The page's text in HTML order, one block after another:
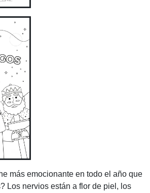
más emocionante en todo el año que
Los nervios están a flor de piel, los